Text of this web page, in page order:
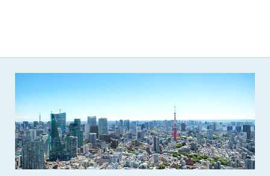
(2) 建設資料館の運営および保守管理上、必要と判断した場合
(3) 広告掲載料金の支払が遅延した場合
(4) その他、管理者が不適当と判断した場合
第8条（サービスの変更・中止等）
管理者は、会員の承諾なく、本サービス内容の変更(新規追加、
廃止を含み)し、本サービスの運営を中止または廃止することが
できるものとします。これに起因する会員または他の第三者が
被った損害について管理者は､一切の責任をも負わないものと